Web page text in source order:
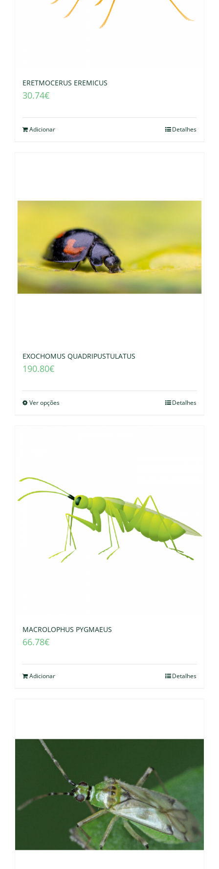
ERETMOCERUS EREMICUS
30.74€
Adicionar Detalhes
EXOCHOMUS QUADRIPUSTULATUS
190.80€
Ver opções Detalhes
MACROLOPHUS PYGMAEUS
66.78€
Adicionar Detalhes